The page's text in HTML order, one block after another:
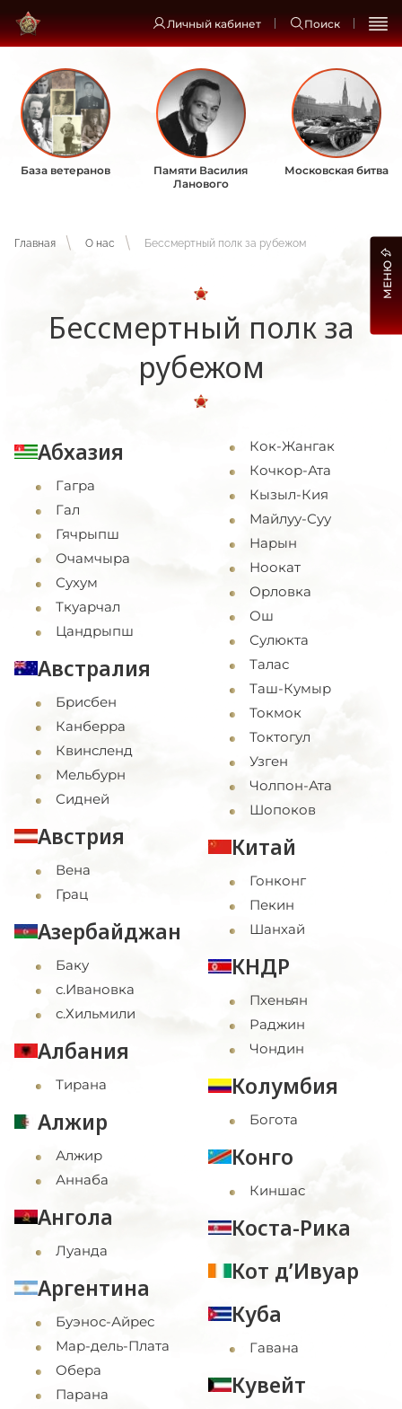
Личный кабинет Поиск
База ветеранов
Памяти Василия
Ланового
Московская битва
Главная О нас Бессмертный полк за рубежом
Бессмертный полк за
рубежом
Абхазия
Гагра
Гал
Гячрыпш
Очамчыра
Сухум
Ткуарчал
Цандрыпш
Австралия
Брисбен
Канберра
Квинсленд
Мельбурн
Сидней
Австрия
Вена
Грац
Азербайджан
Баку
с.Ивановка
с.Хильмили
Албания
Тирана
Алжир
Алжир
Аннаба
Ангола
Луанда
Аргентина
Буэнос-Айрес
Мар-дель-Плата
Обера
Парана
Кок-Жангак
Кочкор-Ата
Кызыл-Кия
Майлуу-Суу
Нарын
Ноокат
Орловка
Ош
Сулюкта
Талас
Таш-Кумыр
Токмок
Токтогул
Узген
Чолпон-Ата
Шопоков
Китай
Гонконг
Пекин
Шанхай
КНДР
Пхеньян
Раджин
Чондин
Колумбия
Богота
Конго
Киншас
Коста-Рика
Кот д’Ивуар
Куба
Гавана
Кувейт
МЕНЮ